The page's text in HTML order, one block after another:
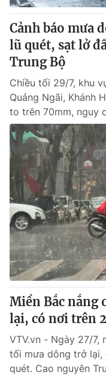
Cảnh báo mưa
lũ quét, sạt lở
Trung Bộ
Chiều tối 29/7, khu
Quảng Ngãi, Khánh
to trên 70mm, nguy
Miền Bắc nắng
lại, có nơi trên
VTV.vn - Ngày 27/7,
tối mưa dông trở lại,
quét. Cao nguyên